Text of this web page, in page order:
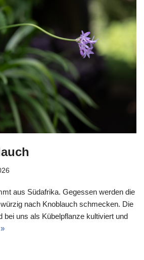
aus Südafrika. Gegessen werden die
nach Knoblauch schmecken. Die
bei uns als Kübelpflanze kultiviert und